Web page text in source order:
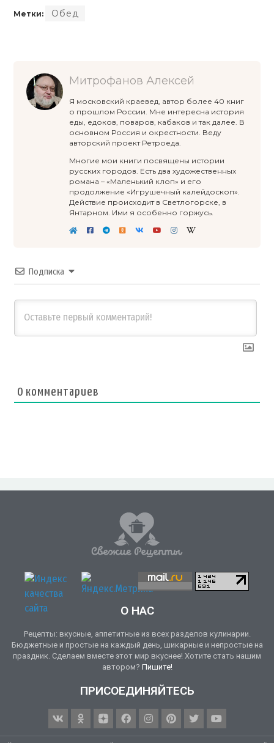
Метки: Обед
Митрофанов Алексей
Я московский краевед, автор более 40 книг
о прошлом России. Мне интересна история
еды, едоков, поваров, кабаков и так далее. В
основном Россия и окрестности. Веду
авторский проект Ретроеда.
Многие мои книги посвящены истории
русских городов. Есть два художественных
романа – «Маленький клоп» и его
продолжение «Игрушечный калейдоскоп».
Действие происходит в Светлогорске, в
Янтарном. Ими я особенно горжусь.
Подписка
0 комментариев
О НАС
Рецепты: вкусные, аппетитные из всех разделов кулинарии.
Бюджетные и простые на каждый день, шикарные и непростые на
праздник. Сделаем вместе этот мир вкуснее! Хотите стать нашим
автором? Пишите!
ПРИСОЕДИНЯЙТЕСЬ